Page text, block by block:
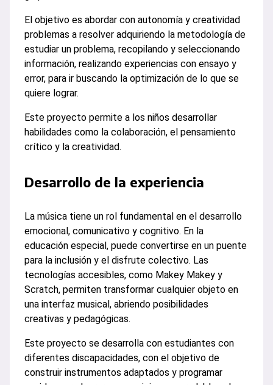
El objetivo es abordar con autonomía y creatividad
problemas a resolver adquiriendo la metodología de
estudiar un problema, recopilando y seleccionando
información, realizando experiencias con ensayo y
error, para ir buscando la optimización de lo que se
quiere lograr.
Este proyecto permite a los niños desarrollar
habilidades como la colaboración, el pensamiento
crítico y la creatividad.
Desarrollo de la experiencia
La música tiene un rol fundamental en el desarrollo
emocional, comunicativo y cognitivo. En la
educación especial, puede convertirse en un puente
para la inclusión y el disfrute colectivo. Las
tecnologías accesibles, como Makey Makey y
Scratch, permiten transformar cualquier objeto en
una interfaz musical, abriendo posibilidades
creativas y pedagógicas.
Este proyecto se desarrolla con estudiantes con
diferentes discapacidades, con el objetivo de
construir instrumentos adaptados y programar